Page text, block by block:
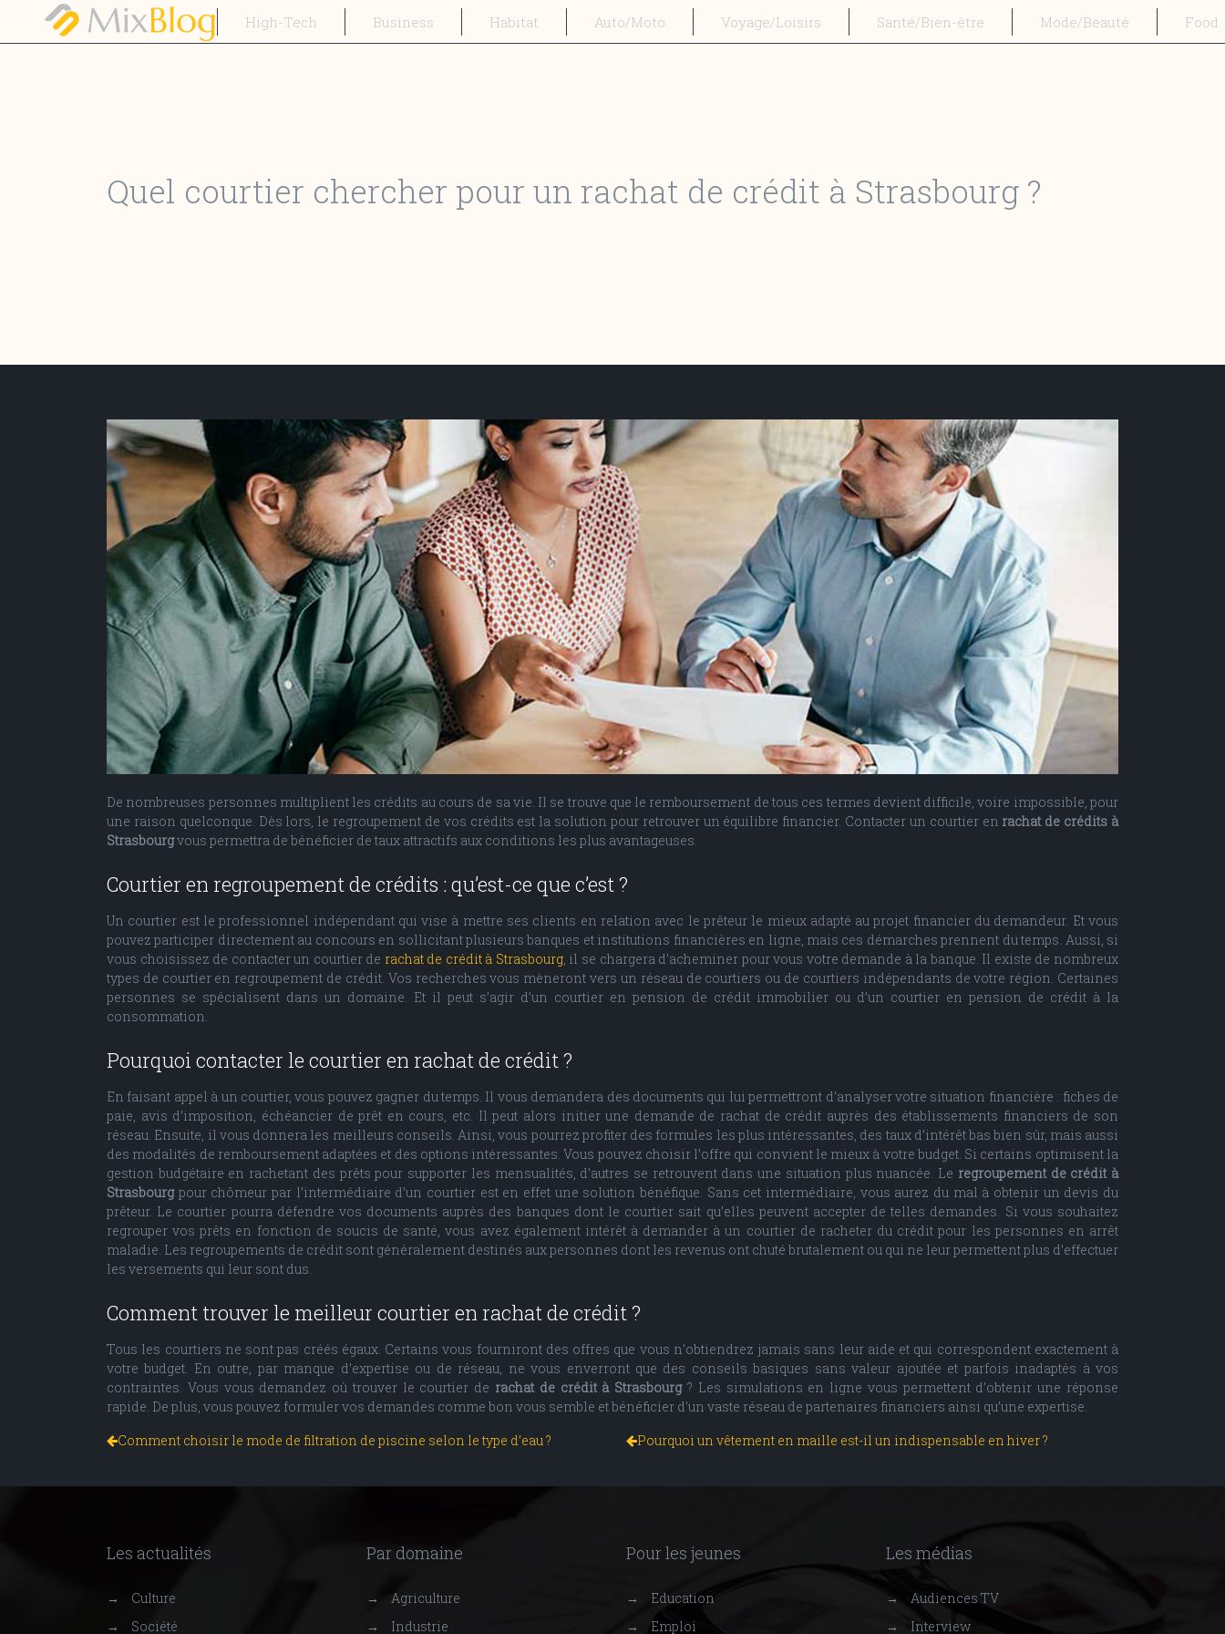
High-Tech Business Habitat Auto/Moto Voyage/Loisirs Santé/Bien-être Mode/Beauté Food
Quel courtier chercher pour un rachat de crédit à Strasbourg ?
De nombreuses personnes multiplient les crédits au cours de sa vie. Il se trouve que le remboursement de tous ces termes devient difficile, voire impossible, pour
une raison quelconque. Dès lors, le regroupement de vos crédits est la solution pour retrouver un équilibre financier. Contacter un courtier en rachat de crédits à
Strasbourgvous permettra de bénéficier de taux attractifs aux conditions les plus avantageuses.
Courtier en regroupement de crédits : qu’est-ce que c’est ?
Un courtier est le professionnel indépendant qui vise à mettre ses clients en relation avec le prêteur le mieux adapté au projet financier du demandeur. Et vous
pouvez participer directement au concours en sollicitant plusieurs banques et institutions financières en ligne, mais ces démarches prennent du temps. Aussi, si
vous choisissez de contacter un courtier de rachat de crédit à Strasbourg, il se chargera d’acheminer pour vous votre demande à la banque. Il existe de nombreux
types de courtier en regroupement de crédit. Vos recherches vous mèneront vers un réseau de courtiers ou de courtiers indépendants de votre région. Certaines
personnes se spécialisent dans un domaine. Et il peut s’agir d’un courtier en pension de crédit immobilier ou d’un courtier en pension de crédit à la
consommation.
Pourquoi contacter le courtier en rachat de crédit ?
En faisant appel à un courtier, vous pouvez gagner du temps. Il vous demandera des documents qui lui permettront d’analyser votre situation financière : fiches de
paie, avis d’imposition, échéancier de prêt en cours, etc. Il peut alors initier une demande de rachat de crédit auprès des établissements financiers de son
réseau. Ensuite, il vous donnera les meilleurs conseils. Ainsi, vous pourrez profiter des formules les plus intéressantes, des taux d’intérêt bas bien sûr, mais aussi
des modalités de remboursement adaptées et des options intéressantes. Vous pouvez choisir l’offre qui convient le mieux à votre budget. Si certains optimisent la
gestion budgétaire en rachetant des prêts pour supporter les mensualités, d’autres se retrouvent dans une situation plus nuancée. Le regroupement de crédit à
Strasbourgpour chômeur par l’intermédiaire d’un courtier est en effet une solution bénéfique. Sans cet intermédiaire, vous aurez du mal à obtenir un devis du
prêteur. Le courtier pourra défendre vos documents auprès des banques dont le courtier sait qu’elles peuvent accepter de telles demandes. Si vous souhaitez
regrouper vos prêts en fonction de soucis de santé, vous avez également intérêt à demander à un courtier de racheter du crédit pour les personnes en arrêt
maladie. Les regroupements de crédit sont généralement destinés aux personnes dont les revenus ont chuté brutalement ou qui ne leur permettent plus d’effectuer
les versements qui leur sont dus.
Comment trouver le meilleur courtier en rachat de crédit ?
Tous les courtiers ne sont pas créés égaux. Certains vous fourniront des offres que vous n’obtiendrez jamais sans leur aide et qui correspondent exactement à
votre budget. En outre, par manque d’expertise ou de réseau, ne vous enverront que des conseils basiques sans valeur ajoutée et parfois inadaptés à vos
contraintes. Vous vous demandez où trouver le courtier de rachat de crédit à Strasbourg? Les simulations en ligne vous permettent d’obtenir une réponse
rapide. De plus, vous pouvez formuler vos demandes comme bon vous semble et bénéficier d’un vaste réseau de partenaires financiers ainsi qu’une expertise.
Comment choisir le mode de filtration de piscine selon le type d’eau ?
Pourquoi un vêtement en maille est-il un indispensable en hiver ?
Les actualités
→
Culture
→
Société
Par domaine
→
Agriculture
→
Industrie
Pour les jeunes
→
Education
→
Emploi
Les médias
→
Audiences TV
→
Interview